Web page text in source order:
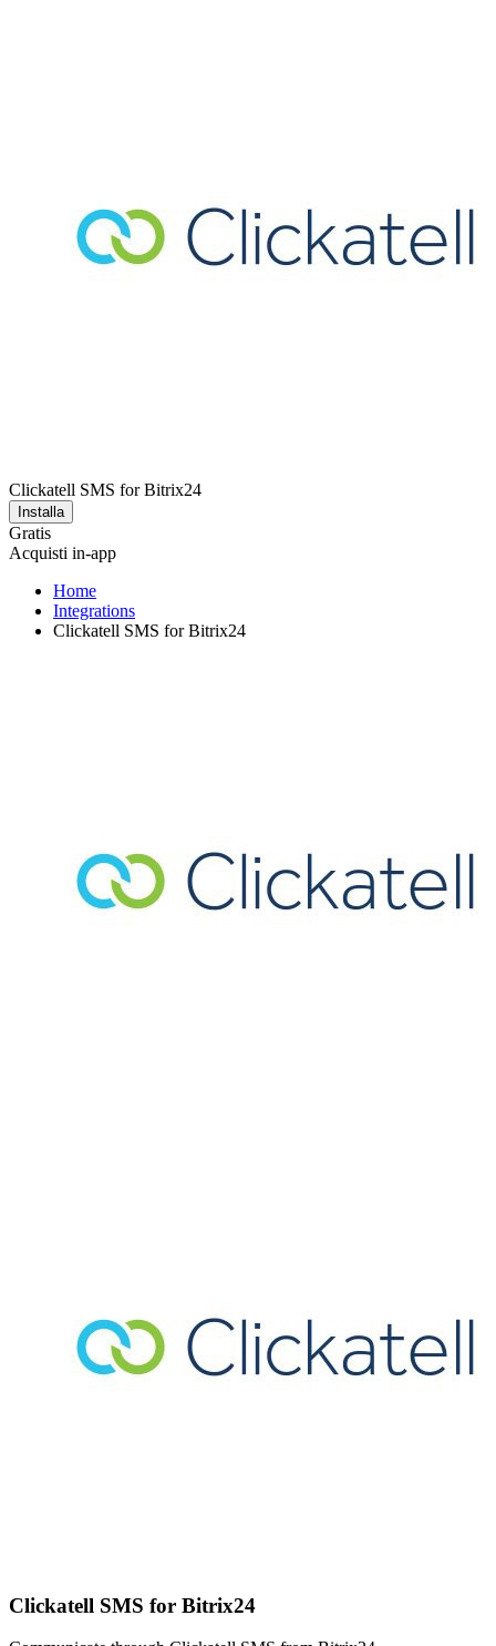
Clickatell SMS for Bitrix24
Installa
Gratis
Acquisti in-app
Home
Integrations
Clickatell SMS for Bitrix24
Clickatell SMS for Bitrix24